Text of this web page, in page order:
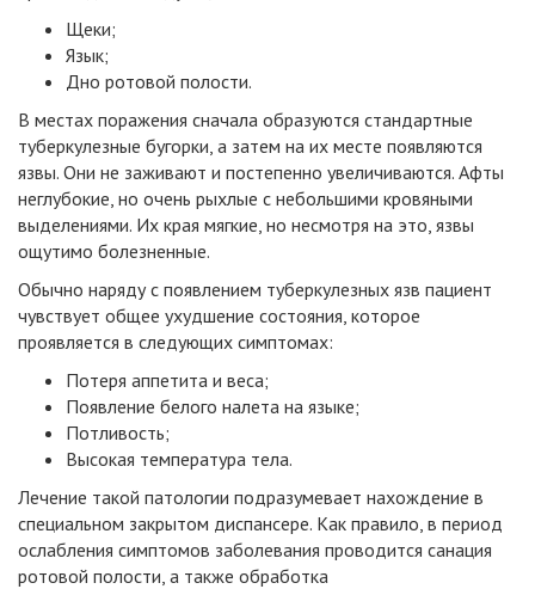
Щеки;
Язык;
Дно ротовой полости.
В местах поражения сначала образуются стандартные
туберкулезные бугорки, а затем на их месте появляются
язвы. Они не заживают и постепенно увеличиваются. Афты
неглубокие, но очень рыхлые с небольшими кровяными
выделениями. Их края мягкие, но несмотря на это, язвы
ощутимо болезненные.
Обычно наряду с появлением туберкулезных язв пациент
чувствует общее ухудшение состояния, которое
проявляется в следующих симптомах:
Потеря аппетита и веса;
Появление белого налета на языке;
Потливость;
Высокая температура тела.
Лечение такой патологии подразумевает нахождение в
специальном закрытом диспансере. Как правило, в период
ослабления симптомов заболевания проводится санация
ротовой полости, а также обработка